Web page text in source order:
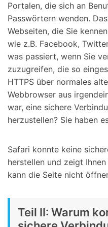
Portalen, die sich an
Passwörtern wenden.
Webseiten, die Sie
wie z.B. Facebook,
was passiert, wenn Sie
zuzugreifen, die so
HTTPS über normales
Webbrowser aus
war, eine sichere
herzustellen? Sie haben
Safari konnte keine
herstellen und zeigt
kann die Seite nicht
Teil II: Warum